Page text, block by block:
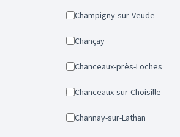
Champigny-sur-Veude
Chançay
Chanceaux-près-Loches
Chanceaux-sur-Choisille
Channay-sur-Lathan